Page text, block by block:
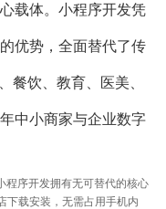
载体。小程序开发凭
优势，全面替代了传
餐饮、教育、医美、
中小商家与企业数字
序开发拥有无可替代的核心
下载安装，无需占用手机内